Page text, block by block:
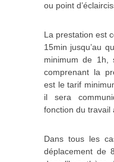
ou point
La prestation est
15min jusqu’au
minimum de 1h,
comprenant la
est le tarif
il sera
fonction du travail
Dans tous les
déplacement de